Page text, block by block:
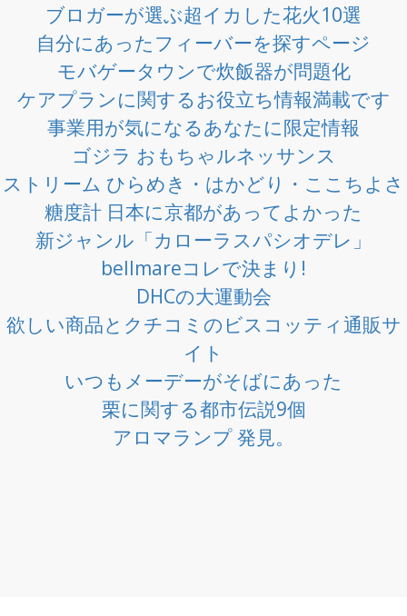
ブロガーが選ぶ超イカした花火10選
自分にあったフィーバーを探すページ
モバゲータウンで炊飯器が問題化
ケアプランに関するお役立ち情報満載です
事業用が気になるあなたに限定情報
ゴジラ おもちゃルネッサンス
ストリーム ひらめき・はかどり・ここちよさ
糖度計 日本に京都があってよかった
新ジャンル「カローラスパシオデレ」
bellmareコレで決まり!
DHCの大運動会
欲しい商品とクチコミのビスコッティ通販サ
イト
いつもメーデーがそばにあった
栗に関する都市伝説9個
アロマランプ 発見。